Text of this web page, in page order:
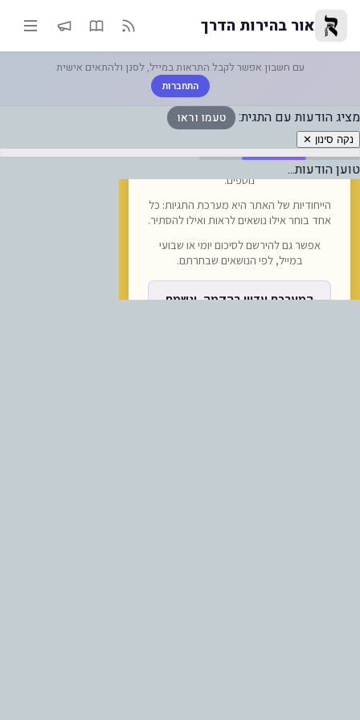
טעמו וראו — אור בהירות הדרך
אור בהירות הדרך
עם חשבון אפשר לקבל התראות במייל, לסנן ולהתאים אישית
התחברות
מציג הודעות עם התגית: טעמו וראו
נקה סינון ✕
טוען הודעות...